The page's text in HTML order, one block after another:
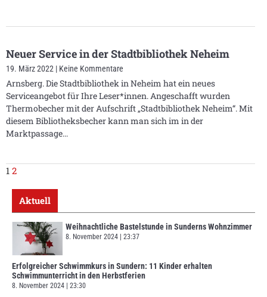
Neuer Service in der Stadtbibliothek Neheim
19. März 2022 Keine Kommentare
Arnsberg. Die Stadtbibliothek in Neheim hat ein neues
Serviceangebot für Ihre Leser*innen. Angeschafft wurden
Thermobecher mit der Aufschrift „Stadtbibliothek Neheim“. Mit
diesem Bibliotheksbecher kann man sich im in der
Marktpassage
1 2
Aktuell
Weihnachtliche Bastelstunde in Sunderns Wohnzimmer
8. November 2024 23:37
Erfolgreicher Schwimmkurs in Sundern: 11 Kinder erhalten
Schwimmunterricht in den Herbstferien
8. November 2024 23:30